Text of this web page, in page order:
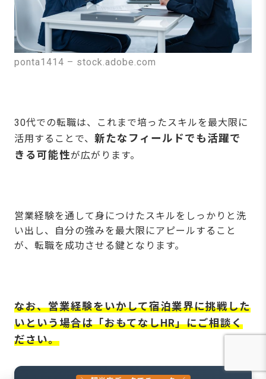
ponta1414 – stock.adobe.com
30代での転職は、これまで培ったスキルを最大限に
活用することで、 新たなフィールドでも活躍で
きる可能性が広がります。
営業経験を通して身につけたスキルをしっかりと洗
い出し、自分の強みを最大限にアピールすること
が、転職を成功させる鍵となります。
なお、営業経験をいかして宿泊業界に挑戦した
いという場合は「おもてなしHR」にご相談く
ださい。